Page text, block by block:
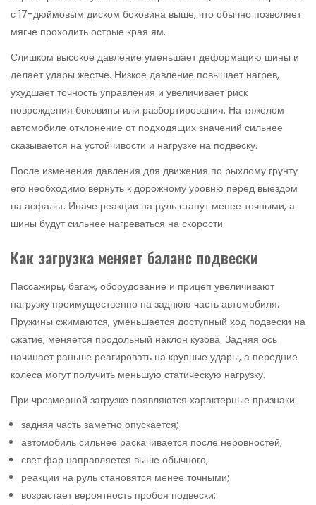
с 17-дюймовым диском боковина выше, что обычно позволяет
мягче проходить острые края ям.
Слишком высокое давление уменьшает деформацию шины и
делает удары жестче. Низкое давление повышает нагрев,
ухудшает точность управления и увеличивает риск
повреждения боковины или разбортирования. На тяжелом
автомобиле отклонение от подходящих значений сильнее
сказывается на устойчивости и нагрузке на подвеску.
После изменения давления для движения по рыхлому грунту
его необходимо вернуть к дорожному уровню перед выездом
на асфальт. Иначе реакции на руль станут менее точными, а
шины будут сильнее нагреваться на скорости.
Как загрузка меняет баланс подвески
Пассажиры, багаж, оборудование и прицеп увеличивают
нагрузку преимущественно на заднюю часть автомобиля.
Пружины сжимаются, уменьшается доступный ход подвески на
сжатие, меняется продольный наклон кузова. Задняя ось
начинает раньше реагировать на крупные удары, а передние
колеса могут получить меньшую статическую нагрузку.
При чрезмерной загрузке появляются характерные признаки:
задняя часть заметно опускается;
автомобиль сильнее раскачивается после неровностей;
свет фар направляется выше обычного;
реакции на руль становятся менее точными;
возрастает вероятность пробоя подвески;